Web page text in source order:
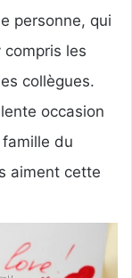
personne, qui
les
collègues.
occasion
du
aiment cette